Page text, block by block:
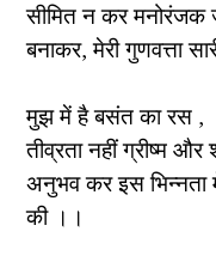
सीमित न कर मनोरंजक
बनाकर, मेरी गुणवत्ता
मुझ में है बसंत का रस ,
तीव्रता नहीं ग्रीष्म और
अनुभव कर इस भिन्नता
की ।।